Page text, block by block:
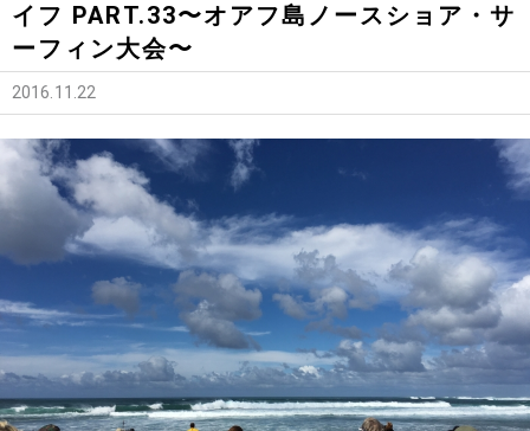
イフ PART.33〜オアフ島ノースショア・サ
ーフィン大会〜
2016.11.22